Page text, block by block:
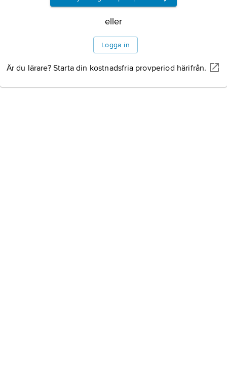
eller
Logga in
Är du lärare? Starta din kostnadsfria provperiod härifrån.